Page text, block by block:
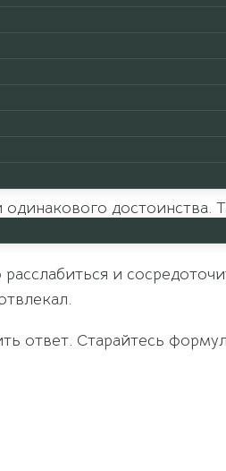
гадать, как лучше всего
Можно взять
достоинства.
и
ответ. Старайтесь